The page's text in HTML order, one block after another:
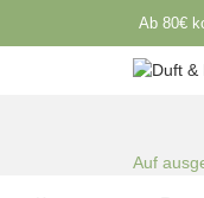
Ab 80€
Auf